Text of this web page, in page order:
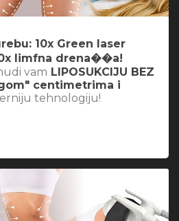
10x Green laser
limfna drena��a!
vam LIPOSUKCIJU BEZ
centimetrima i
tehnologiju!